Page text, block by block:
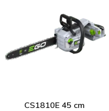
CS1810E 45 cm